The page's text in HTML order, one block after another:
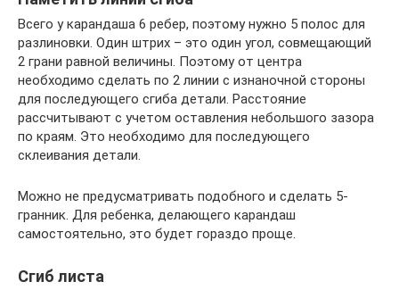
Всего у карандаша 6 ребер, поэтому нужно 5 полос для
разлиновки. Один штрих – это один угол, совмещающий
2 грани равной величины. Поэтому от центра
необходимо сделать по 2 линии с изнаночной стороны
для последующего сгиба детали. Расстояние
рассчитывают с учетом оставления небольшого зазора
по краям. Это необходимо для последующего
склеивания детали.
Можно не предусматривать подобного и сделать 5-
гранник. Для ребенка, делающего карандаш
самостоятельно, это будет гораздо проще.
Сгиб листа